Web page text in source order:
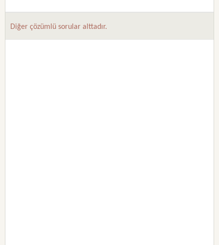
Diğer çözümlü sorular alttadır.